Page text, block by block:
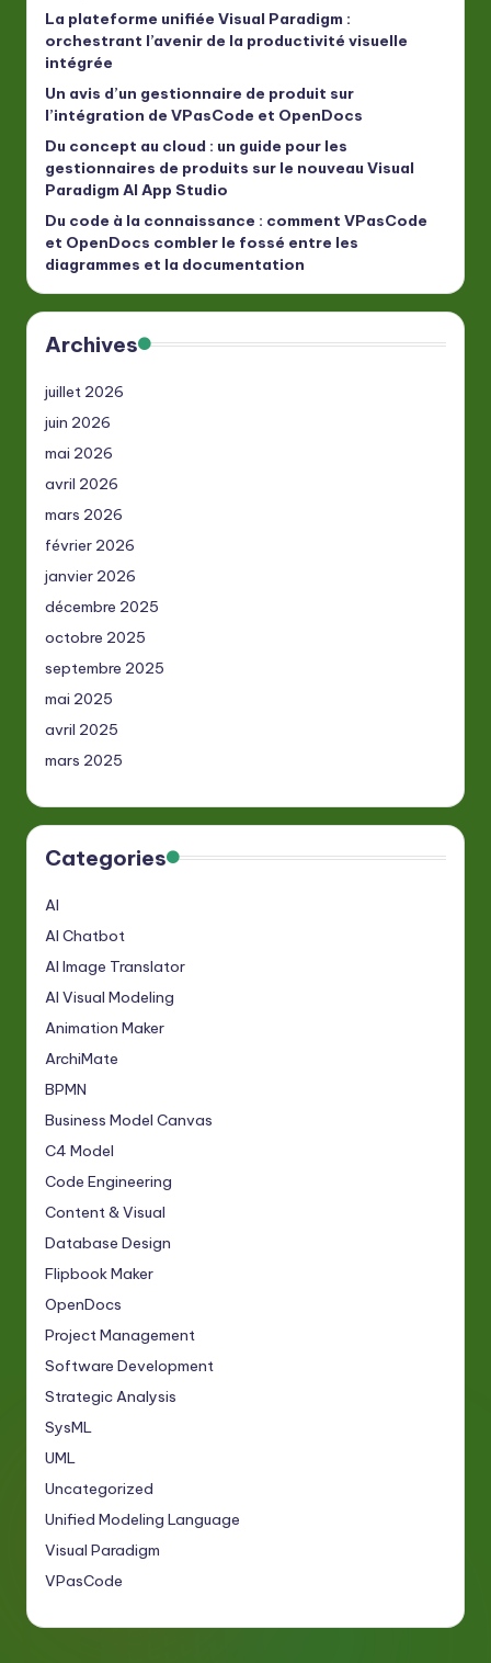
La plateforme unifiée Visual Paradigm :
orchestrant l’avenir de la productivité visuelle
intégrée
Un avis d’un gestionnaire de produit sur
l’intégration de VPasCode et OpenDocs
Du concept au cloud : un guide pour les
gestionnaires de produits sur le nouveau Visual
Paradigm AI App Studio
Du code à la connaissance : comment VPasCode
et OpenDocs combler le fossé entre les
diagrammes et la documentation
Archives
juillet 2026
juin 2026
mai 2026
avril 2026
mars 2026
février 2026
janvier 2026
décembre 2025
octobre 2025
septembre 2025
mai 2025
avril 2025
mars 2025
Categories
AI
AI Chatbot
AI Image Translator
AI Visual Modeling
Animation Maker
ArchiMate
BPMN
Business Model Canvas
C4 Model
Code Engineering
Content & Visual
Database Design
Flipbook Maker
OpenDocs
Project Management
Software Development
Strategic Analysis
SysML
UML
Uncategorized
Unified Modeling Language
Visual Paradigm
VPasCode